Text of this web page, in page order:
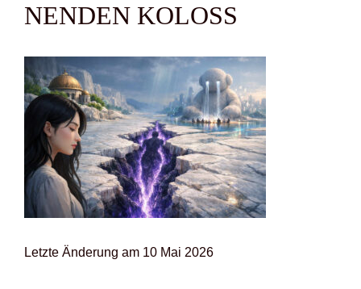
NEN­DEN KOLOSS
Letz­te Ände­rung am 10 Mai 2026